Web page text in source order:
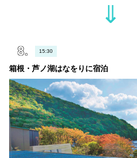
⇓
15:30
箱根・芦ノ湖はなをりに宿泊